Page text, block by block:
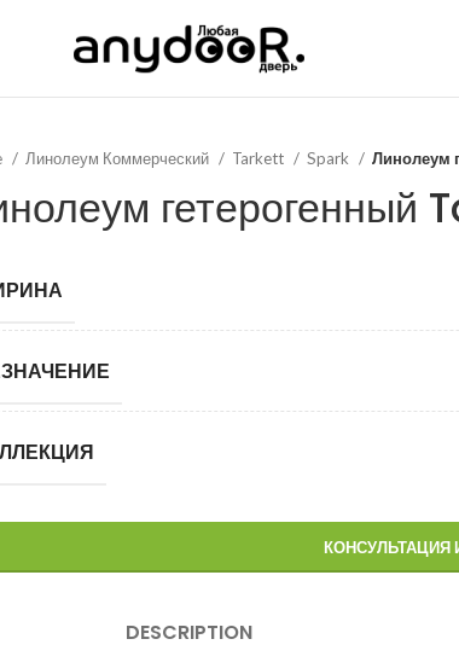
Линолеум Коммерческий Tarkett Spark Линолеум
КОНСУЛЬТАЦИЯ
DESCRIPTION